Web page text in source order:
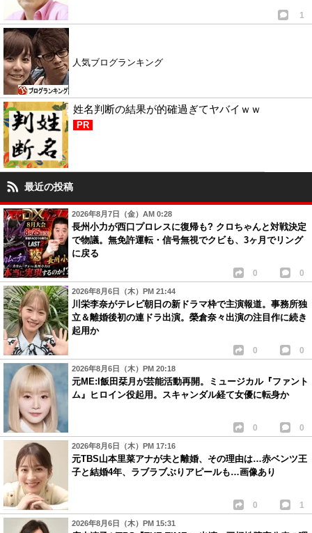
1
人気ブログランキング
姓名判断の結果が的確過ぎてヤバイｗｗ
PR
最近の投稿
2026年8月7日（金）AM 0:28
長州小力が西口プロレスに復帰も? クロちゃんと対戦決定
で物議。無免許運転・信号無視でクビも、3ヶ月でリング
に戻る
0 0
2026年8月6日（木）PM 21:44
川栄李奈がテレビ朝日の新ドラマ枠で主演報道。事務所独
立＆離婚後初の連ドラ出演。榮倉奈々出演の注目作に続き
起用か
0 0
2026年8月6日（木）PM 20:18
元ME:I飯田栞月が芸能活動再開。ミュージカル『ファント
ム』ヒロイン役起用。スキャンダル経て女優に転身か
0 0
2026年8月6日（木）PM 17:16
元TBS山本里菜アナが夫と離婚、その理由は…赤ベンツ王
子と結婚4年、ラブラブぶりアピールも…画像あり
0 1
2026年8月6日（木）PM 15:31